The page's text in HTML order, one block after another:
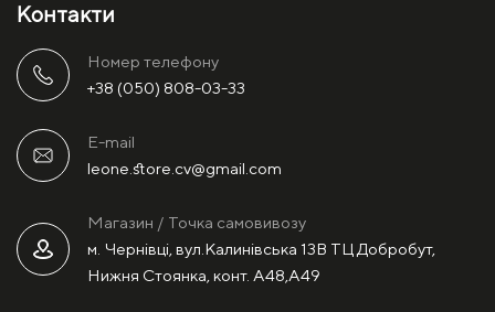
Контакти
Номер телефону
+38 (050) 808-03-33
E-mail
leone.store.cv@gmail.com
Магазин / Точка самовивозу
м. Чернівці, вул.Калинівська 13В ТЦ Добробут,
Нижня Стоянка, конт. А48,А49